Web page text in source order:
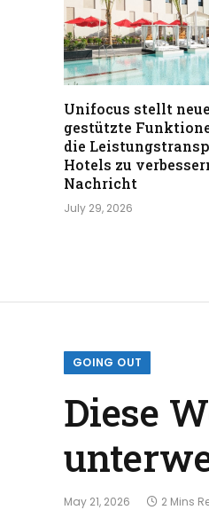
Unifocus stellt
gestützte
die
Hotels zu
Nachricht
July 29, 2026
GOING OUT
Diese
May 21, 2026 2 Mins